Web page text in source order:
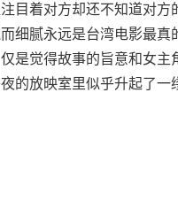
目着对方却还不知道对方
细腻永远是台湾电影最真
是觉得故事的旨意和女主
的放映室里似乎升起了一